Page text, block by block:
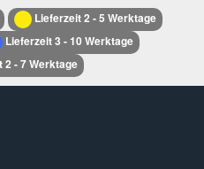
Lieferzeit 2 - 5 Werktage
Lieferzeit 3 - 10 Werktage
- 7 Werktage